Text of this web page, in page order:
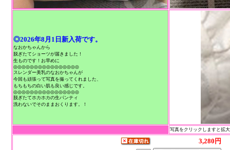
◎2026年8月1日新入荷です。
なおかちゃんから
脱ぎたてショーツが届きました！
生ものです！お早めに
◎◎◎◎◎◎◎◎◎◎◎◎◎◎◎◎
スレンダー美乳のなおかちゃんが
今回も頑張って写真を撮ってくれました、
もちもちの白い肌も良い感じです。
◎◎◎◎◎◎◎◎◎◎◎◎◎◎◎◎
脱ぎたてホカホカの生パンティ
洗わないでそのままおくります。！
写真をクリックしますと拡
3,280円